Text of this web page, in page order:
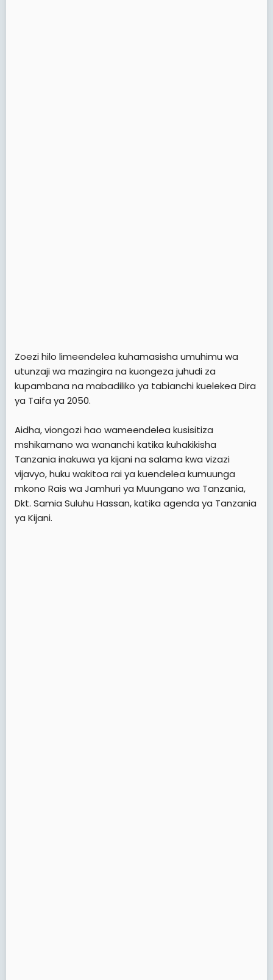
Zoezi hilo limeendelea kuhamasisha umuhimu wa
utunzaji wa mazingira na kuongeza juhudi za
kupambana na mabadiliko ya tabianchi kuelekea Dira
ya Taifa ya 2050.
Aidha, viongozi hao wameendelea kusisitiza
mshikamano wa wananchi katika kuhakikisha
Tanzania inakuwa ya kijani na salama kwa vizazi
vijavyo, huku wakitoa rai ya kuendelea kumuunga
mkono Rais wa Jamhuri ya Muungano wa Tanzania,
Dkt. Samia Suluhu Hassan, katika agenda ya Tanzania
ya Kijani.